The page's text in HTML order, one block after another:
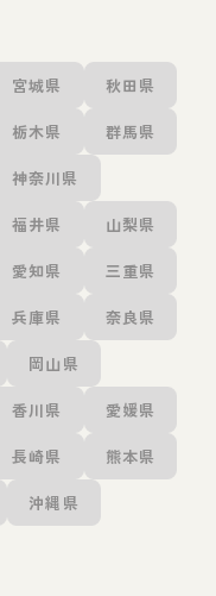
宮城県 秋田県
栃木県 群馬県
神奈川県
福井県 山梨県
愛知県 三重県
兵庫県 奈良県
岡山県
香川県 愛媛県
長崎県 熊本県
沖縄県